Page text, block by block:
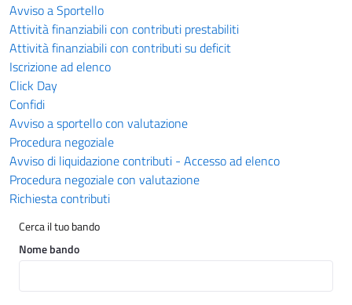
Avviso a Sportello
Attività finanziabili con contributi prestabiliti
Attività finanziabili con contributi su deficit
Iscrizione ad elenco
Click Day
Confidi
Avviso a sportello con valutazione
Procedura negoziale
Avviso di liquidazione contributi - Accesso ad elenco
Procedura negoziale con valutazione
Richiesta contributi
Cerca il tuo bando
Nome bando